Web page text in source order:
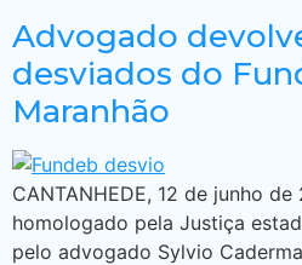
Advogado
desviados do
Maranhão
CANTANHEDE, 12 de junho
homologado pela Justiça
pelo advogado Sylvio